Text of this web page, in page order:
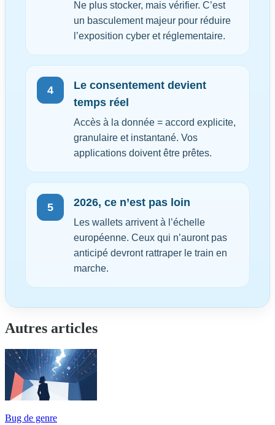
Ne plus stocker, mais vérifier. C’est
un basculement majeur pour réduire
l’exposition cyber et réglementaire.
4
Le consentement devient
temps réel
Accès à la donnée = accord explicite,
granulaire et instantané. Vos
applications doivent être prêtes.
5 2026, ce n’est pas loin
Les wallets arrivent à l’échelle
européenne. Ceux qui n’auront pas
anticipé devront rattraper le train en
marche.
Autres articles
Bug de genre